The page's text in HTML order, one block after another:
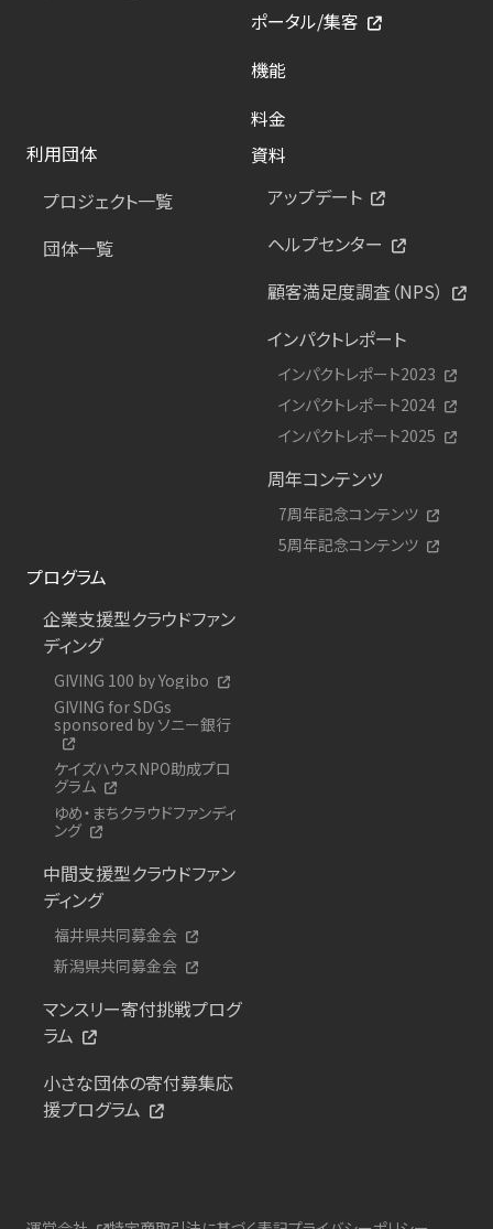
ポータル/集客
機能
料金
利用団体
プロジェクト一覧
団体一覧
資料
アップデート
ヘルプセンター
顧客満足度調査（NPS）
インパクトレポート
インパクトレポート2023
インパクトレポート2024
インパクトレポート2025
周年コンテンツ
7周年記念コンテンツ
5周年記念コンテンツ
プログラム
企業支援型クラウドファン
ディング
GIVING 100 by Yogibo
GIVING for SDGs
sponsored by ソニー銀行
ケイズハウスNPO助成プロ
グラム
ゆめ・まちクラウドファンディ
ング
中間支援型クラウドファン
ディング
福井県共同募金会
新潟県共同募金会
マンスリー寄付挑戦プログ
ラム
小さな団体の寄付募集応
援プログラム